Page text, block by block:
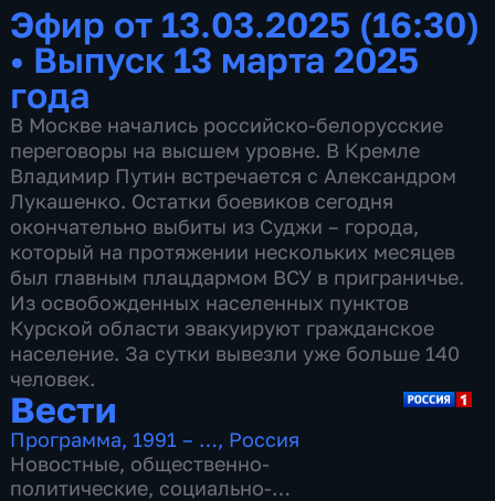
Эфир от 13.03.2025 (16:30)
• Выпуск 13 марта 2025
года
В Москве начались российско-белорусские
переговоры на высшем уровне. В Кремле
Владимир Путин встречается с Александром
Лукашенко. Остатки боевиков сегодня
окончательно выбиты из Суджи – города,
который на протяжении нескольких месяцев
был главным плацдармом ВСУ в приграничье.
Из освобожденных населенных пунктов
Курской области эвакуируют гражданское
население. За сутки вывезли уже больше 140
человек.
Вести
Программа, 1991 – …, Россия
Новостные, общественно-
политические, социально-